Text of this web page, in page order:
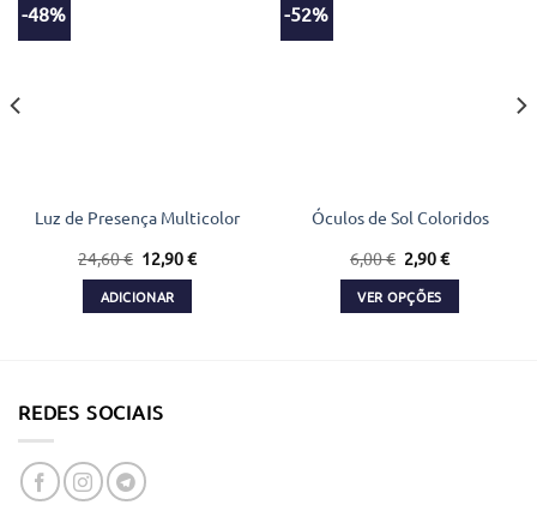
-48%
Luz de Presença Multicolor
24,60€ O
preço
original
era:
24,60 €.
12,90€O
ADICIONAR
-52%
Óculos de Sol Coloridos
6,00€ O
preço
original
era:
6,00 €.
2,90€O
2,90 €.
VER OPÇÕES
REDES SOCIAIS